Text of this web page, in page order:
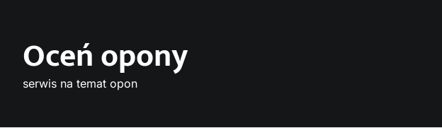
contentOceń opony
serwis na temat opon